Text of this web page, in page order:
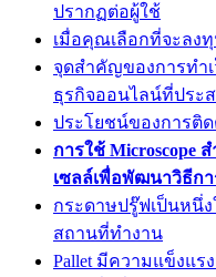
ปรากฏต่อผู้ใช้
เมื่อคุณเลือกที่จะลง
จุดสำคัญของการทำเ
ธุรกิจออนไลน์ที่ประ
ประโยชน์ของการติ
การใช้ Microscope
เซลล์เพื่อพัฒนาวิธีก
กระดาษปรู๊ฟเป็นหนึ่
สถานที่ทำงาน
Pallet มีความแข็งแ